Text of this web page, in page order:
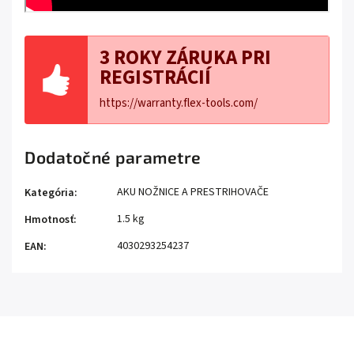
3 ROKY ZÁRUKA PRI
REGISTRÁCIÍ
https://warranty.flex-tools.com/
Dodatočné parametre
Kategória:
AKU NOŽNICE A PRESTRIHOVAČE
Hmotnosť:
1.5 kg
EAN: 4030293254237